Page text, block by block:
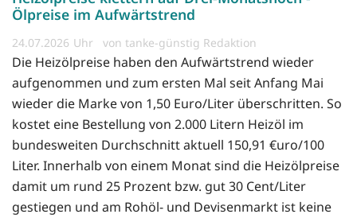
Ölpreise im Aufwärtstrend
24.07.2026 von tanke-günstig Redaktion
Die Heizölpreise haben den Aufwärtstrend wieder
aufgenommen und zum ersten Mal seit Anfang Mai
wieder die Marke von 1,50 Euro/Liter überschritten. So
kostet eine Bestellung von 2.000 Litern Heizöl im
bundesweiten Durchschnitt aktuell 150,91 €uro/100
Liter. Innerhalb von einem Monat sind die Heizölpreise
damit um rund 25 Prozent bzw. gut 30 Cent/Liter
gestiegen und am Rohöl- und Devisenmarkt ist keine